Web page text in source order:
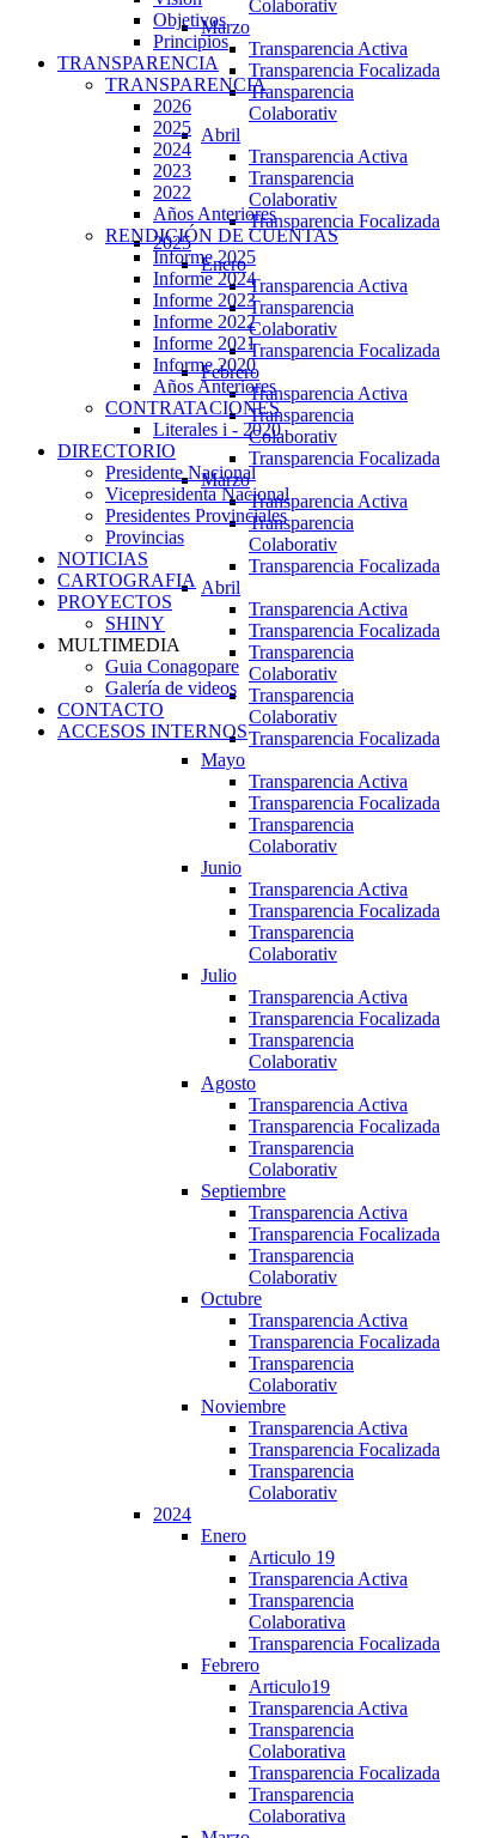
Colaborativ
Marzo
Transparencia Activa
Transparencia Focalizada
Transparencia
Colaborativ
Abril
Transparencia Activa
Transparencia
Colaborativ
Transparencia Focalizada
2025
Enero
Transparencia Activa
Transparencia
Colaborativ
Transparencia Focalizada
Febrero
Transparencia Activa
Transparencia
Colaborativ
Transparencia Focalizada
Marzo
Transparencia Activa
Transparencia
Colaborativ
Transparencia Focalizada
Abril
Transparencia Activa
Transparencia Focalizada
Transparencia
Colaborativ
Transparencia
Colaborativ
Transparencia Focalizada
Mayo
Transparencia Activa
Transparencia Focalizada
Transparencia
Colaborativ
Junio
Transparencia Activa
Transparencia Focalizada
Transparencia
Colaborativ
Julio
Transparencia Activa
Transparencia Focalizada
Transparencia
Colaborativ
Agosto
Transparencia Activa
Transparencia Focalizada
Transparencia
Colaborativ
Septiembre
Transparencia Activa
Transparencia Focalizada
Transparencia
Colaborativ
Octubre
Transparencia Activa
Transparencia Focalizada
Transparencia
Colaborativ
Noviembre
Transparencia Activa
Transparencia Focalizada
Transparencia
Colaborativ
2024
Enero
Articulo 19
Transparencia Activa
Transparencia
Colaborativa
Transparencia Focalizada
Febrero
Articulo19
Transparencia Activa
Transparencia
Colaborativa
Transparencia Focalizada
Transparencia
Colaborativa
Objetivos
Principios
TRANSPARENCIA
TRANSPARENCIA
2026
2025
2024
2023
2022
Años Anteriores
RENDICIÓN DE CUENTAS
Informe 2025
Informe 2024
Informe 2023
Informe 2022
Informe 2021
Informe 2020
Años Anteriores
CONTRATACIONES
Literales i - 2020
DIRECTORIO
Presidente Nacional
Vicepresidenta Nacional
Presidentes Provinciales
Provincias
NOTICIAS
CARTOGRAFIA
PROYECTOS
SHINY
MULTIMEDIA
Guia Conagopare
Galería de videos
CONTACTO
ACCESOS INTERNOS